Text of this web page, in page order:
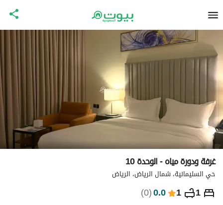
غرفة ودورة مياه - الوحدة 10
حي السليمانية، شمال الرياض، الرياض
1
1
0.0
(
0
) ⃁
345 ليلة